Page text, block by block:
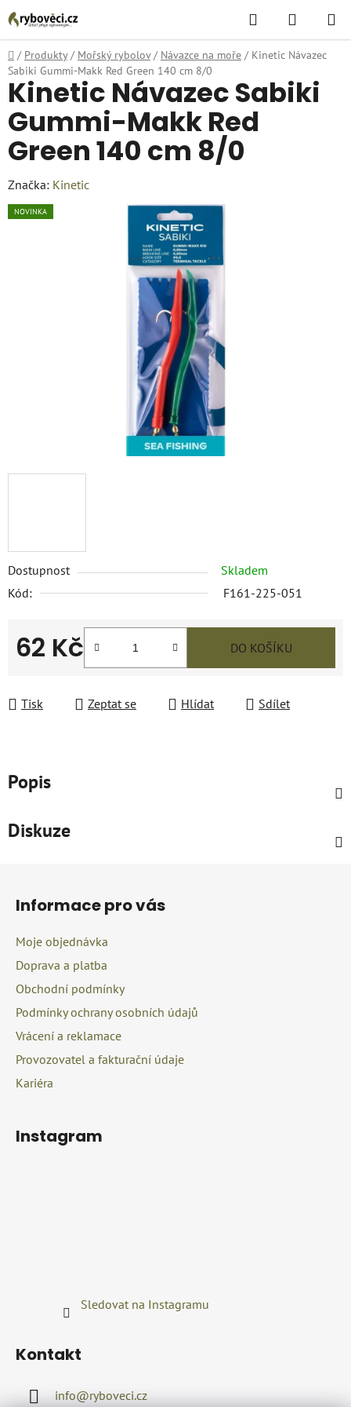
Přejít
na
obsah
Hledat
KOŠÍK
Domů
/ Produkty / Mořský rybolov / Návazce na moře / Kinetic Návazec
Sabiki Gummi-Makk Red Green 140 cm 8/0
Dostupnost
Skladem
Kód:
F161-225-051
62 Kč DO KOŠÍKU
Tisk Zeptat se Hlídat Sdílet
Kinetic Návazec Sabiki
Gummi-Makk Red
Green 140 cm 8/0
Značka: Kinetic
NOVINKA
Popis
Diskuze
Informace pro vás
Moje objednávka
Doprava a platba
Obchodní podmínky
Podmínky ochrany osobních údajů
Vrácení a reklamace
Provozovatel a fakturační údaje
Kariéra
Instagram
Sledovat na Instagramu
Kontakt
info@ryboveci.cz